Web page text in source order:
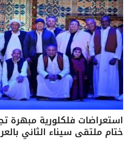
استعراضات فلكلورية مبهرة
ختام ملتقى سيناء الثاني